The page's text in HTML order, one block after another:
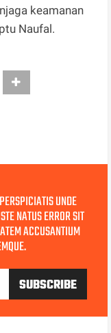
keamanan
Naufal.
UNDE
NATUS ERROR SIT
ACCUSANTIUM